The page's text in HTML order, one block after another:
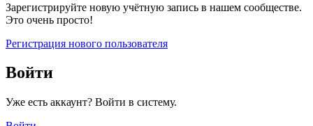
Зарегистрируйте новую учётную запись в нашем сообществе.
Это очень просто!
Регистрация нового пользователя
Войти
Уже есть аккаунт? Войти в систему.